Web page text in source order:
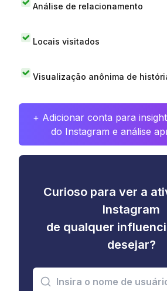
Análise de relacionamento
Locais visitados
Visualização anônima de
+ Adicionar conta para
do Instagram e análise
Curioso para ver a
Instagram
de qualquer
desejar?